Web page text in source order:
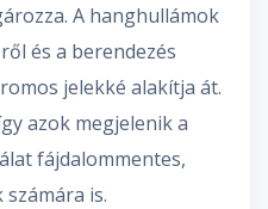
A hanghullámok
és a berendezés
jelekké alakítja át.
azok megjelenik a
fájdalommentes,
is.